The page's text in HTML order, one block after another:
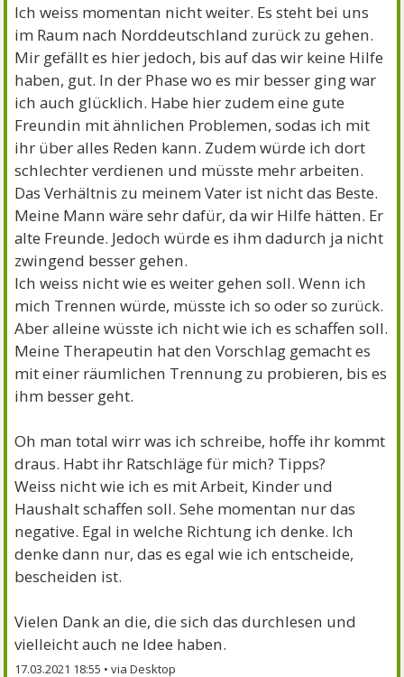
Ich weiss momentan nicht weiter. Es steht bei uns
im Raum nach Norddeutschland zurück zu gehen.
Mir gefällt es hier jedoch, bis auf das wir keine Hilfe
haben, gut. In der Phase wo es mir besser ging war
ich auch glücklich. Habe hier zudem eine gute
Freundin mit ähnlichen Problemen, sodas ich mit
ihr über alles Reden kann. Zudem würde ich dort
schlechter verdienen und müsste mehr arbeiten.
Das Verhältnis zu meinem Vater ist nicht das Beste.
Meine Mann wäre sehr dafür, da wir Hilfe hätten. Er
alte Freunde. Jedoch würde es ihm dadurch ja nicht
zwingend besser gehen.
Ich weiss nicht wie es weiter gehen soll. Wenn ich
mich Trennen würde, müsste ich so oder so zurück.
Aber alleine wüsste ich nicht wie ich es schaffen soll.
Meine Therapeutin hat den Vorschlag gemacht es
mit einer räumlichen Trennung zu probieren, bis es
ihm besser geht.
Oh man total wirr was ich schreibe, hoffe ihr kommt
draus. Habt ihr Ratschläge für mich? Tipps?
Weiss nicht wie ich es mit Arbeit, Kinder und
Haushalt schaffen soll. Sehe momentan nur das
negative. Egal in welche Richtung ich denke. Ich
denke dann nur, das es egal wie ich entscheide,
bescheiden ist.
Vielen Dank an die, die sich das durchlesen und
vielleicht auch ne Idee haben.
17.03.2021 18:55 •